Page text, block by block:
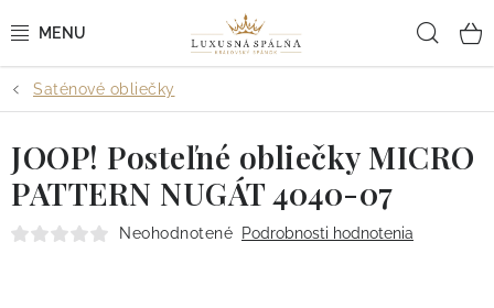
na
POSTEĽNÉ OBLIEČKY
POSTEĽNÉ PLACHTY
PREHOZY A PAPLÓNY
Saténové obliečky
JOOP! Posteľné obliečky MICRO
PATTERN NUGÁT 4040-07
Neohodnotené Podrobnosti hodnotenia